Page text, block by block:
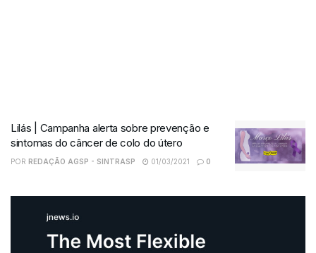
Lilás | Campanha alerta sobre prevenção e
sintomas do câncer de colo do útero
POR REDAÇÃO AGSP - SINTRASP 01/03/2021 0